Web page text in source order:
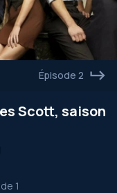
Épisode 2
Scott, saison
1